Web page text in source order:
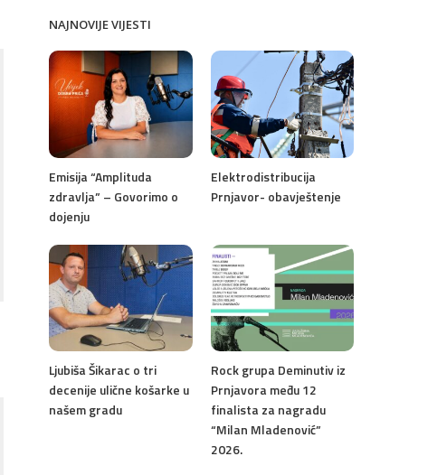
NAJNOVIJE VIJESTI
Emisija “Amplituda
zdravlja” – Govorimo o
dojenju
Elektrodistribucija
Prnjavor- obavještenje
Ljubiša Šikarac o tri
decenije ulične košarke u
našem gradu
Rock grupa Deminutiv iz
Prnjavora među 12
finalista za nagradu
“Milan Mladenović”
2026.